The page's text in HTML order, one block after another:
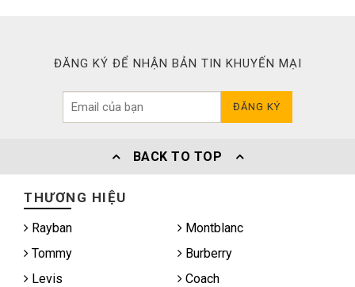
ĐĂNG KÝ ĐỂ NHẬN BẢN TIN KHUYẾN MẠI
ĐĂNG KÝ
BACK TO TOP
THƯƠNG HIỆU
Rayban
Montblanc
Tommy
Burberry
Levis
Coach